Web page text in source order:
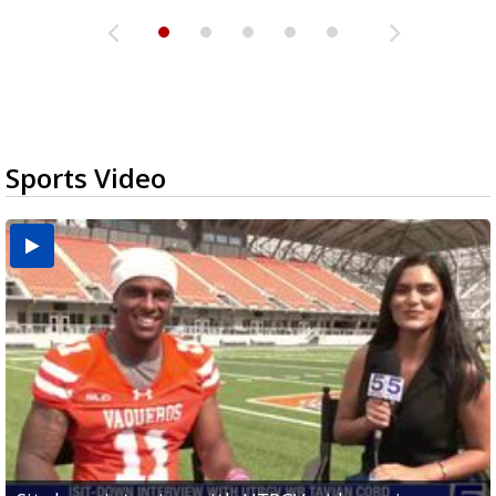
Sports Video